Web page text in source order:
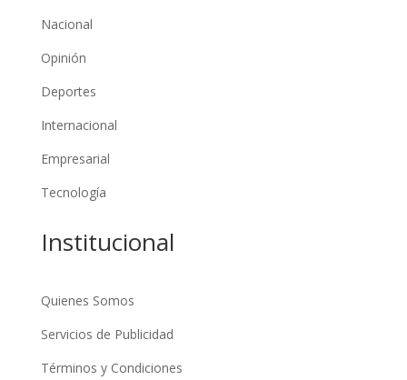
Nacional
Opinión
Deportes
Internacional
Empresarial
Tecnología
Institucional
Quienes Somos
Servicios de Publicidad
Términos y Condiciones